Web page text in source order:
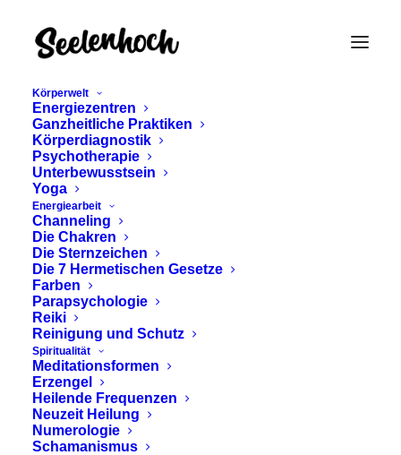
Körperwelt
Energiezentren
Ganzheitliche Praktiken
Körperdiagnostik
Psychotherapie
Unterbewusstsein
Yoga
Energiearbeit
Channeling
Die Chakren
Die Sternzeichen
Die 7 Hermetischen Gesetze
Farben
Parapsychologie
Reiki
Reinigung und Schutz
Spiritualität
Meditationsformen
Erzengel
Heilende Frequenzen
Neuzeit Heilung
Numerologie
Schamanismus
DÜ – Dünndarm / Tai
Yang